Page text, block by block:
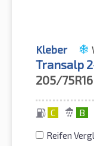
Kleber
Transalp
205/75R16
C B
Reifen